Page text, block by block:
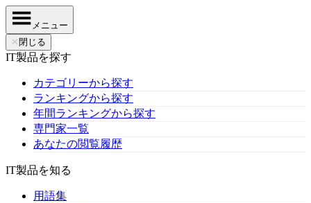
メニュー
✕ 閉じる
IT製品を探す
カテゴリーから探す
ランキングから探す
年間ランキングから探す
専門家一覧
あなたの閲覧履歴
IT製品を知る
用語集